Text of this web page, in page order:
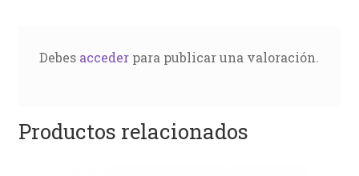
Debes accederpara publicar una valoración.
Productos relacionados